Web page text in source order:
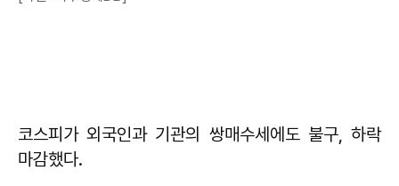
코스피가 외국인과 기관의 쌍매수세에도 불구, 하락
마감했다.